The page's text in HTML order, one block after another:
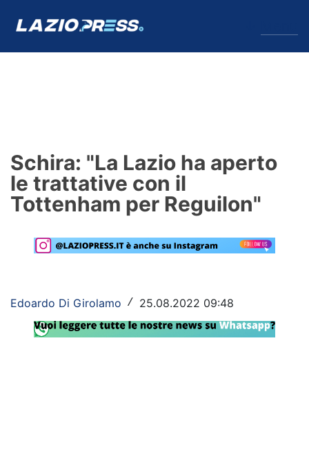
Formello
Infortuni
Primavera
Lazio Women
Rassegna Lazio
Schira: "La Lazio ha aperto
le trattative con il
Tottenham per Reguilon"
Edoardo Di Girolamo / 25.08.2022 09:48